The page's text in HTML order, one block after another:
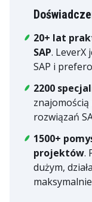
20+ lat
SAP. LeverX
SAP i
2200
rozwiązań
1500+
projektów.
dużym,